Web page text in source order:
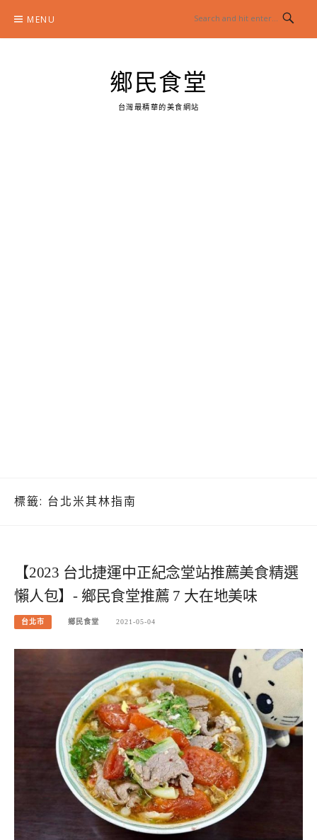
content
MENU
鄉民食堂
台灣最精華的美食網站
標籤: 台北米其林指南
【2023 台北捷運中正紀念堂站推薦美食精選
懶人包】- 鄉民食堂推薦 7 大在地美味
台北市 鄉民食堂 2021-05-04